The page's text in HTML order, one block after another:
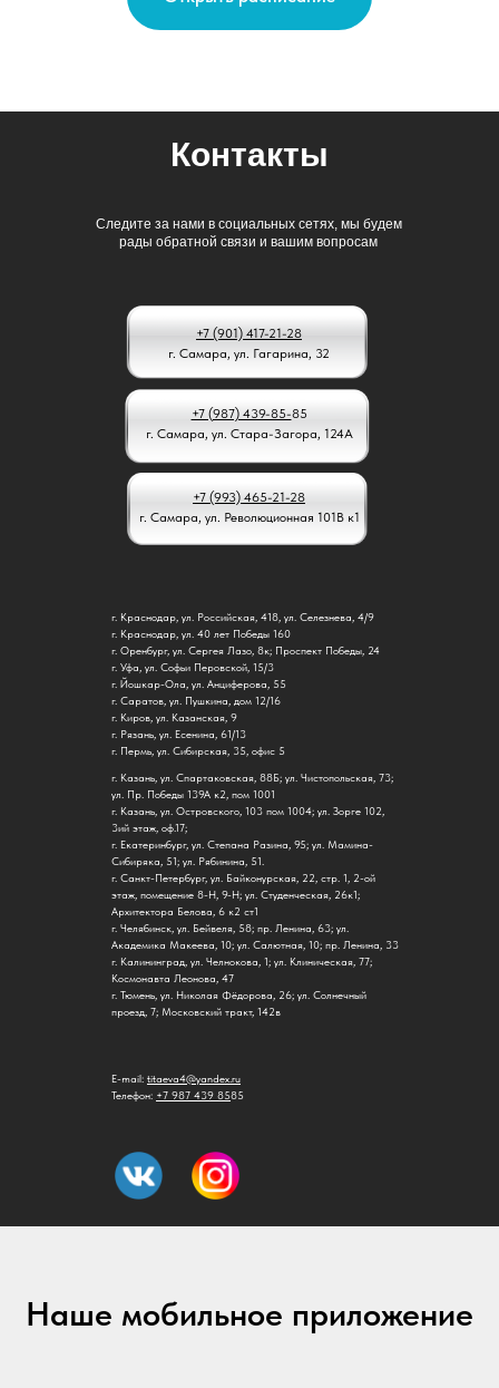
Следите за нами в социальных сетях, мы будем
рады обратной связи и вашим вопросам
Контакты
+7 (901) 417-21-28
г. Самара, ул. Гагарина, 32
г. Казань, ул. Спартаковская, 88Б; ул. Чистопольская, 73;
ул. Пр. Победы 139А к2, пом 1001
г. Казань, ул. Островского, 103 пом 1004; ул. Зорге 102,
3ий этаж, оф.17;
г. Екатеринбург, ул. Степана Разина, 95; ул. Мамина-
Сибиряка, 51; ул. Рябинина, 51.
г. Санкт-Петербург, ул. Байконурская, 22, стр. 1, 2-ой
этаж, помещение 8-Н, 9-Н; ул. Студенческая, 26к1; ​
Архитектора Белова, 6 к2 ст1
г. Челябинск, ул. Бейвеля, 58; пр. Ленина, 63; ул.
Академика Макеева, 10; ул. Салютная, 10; пр. Ленина, 33
г. Калининград, ул. Челнокова, 1; ул. Клиническая, 77; ​
Космонавта Леонова, 47
г. Тюмень, ул. Николая Фёдорова, 26; ул. Солнечный
проезд, 7; ​Московский тракт, 142в
E-mail: titaeva4@yandex.ru
Телефон: +7 987 439 8585
г. Краснодар, ул. Российская, 418, ул. Селезнева, 4/9
г. Краснодар, ул. 40 лет Победы 160
г. Оренбург, ул. Сергея Лазо, 8к; ​Проспект Победы, 24
г. Уфа, ул. Софьи Перовской, 15/3
г. Йошкар-Ола, ул. Анциферова, 55
г. Саратов, ул. Пушкина, дом 12/16
г. Киров, ул. Казанская, 9
г. Рязань, ул. Есенина, 61/13
г. Пермь, ул. Сибирская, 35, офис 5
+7 (987) 439-85-85
г. Самара, ул. Стара-Загора, 124А
+7 (993) 465-21-28
г. Самара, ул. Революционная 101В к1
Наше мобильное приложение